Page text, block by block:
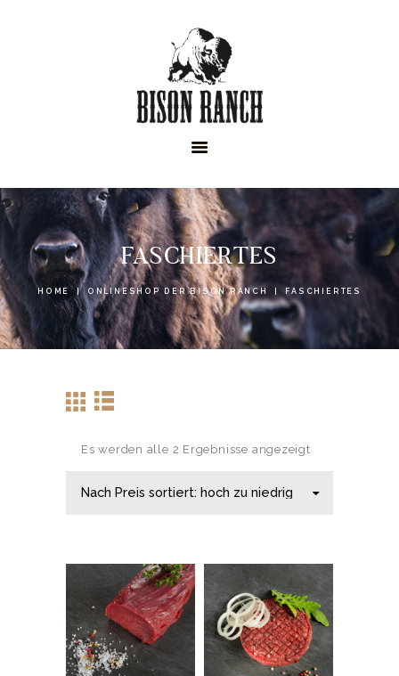
FASCHIERTES
HOME ONLINESHOP DER BISON RANCH FASCHIERTES
ONLINESHOP
NEWS
Es werden alle 2 Ergebnisse angezeigt